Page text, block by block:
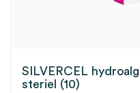
SILVERCEL
steriel (10)